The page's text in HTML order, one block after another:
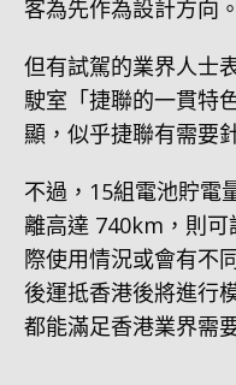
客為先作為設計方向。
但有試駕的業界人士
駛室「捷聯的一貫特
顯，似乎捷聯有需要
不過，15組電池貯電
離高達 740km，則
際使用情況或會有不
後運抵香港後將進行
都能滿足香港業界需